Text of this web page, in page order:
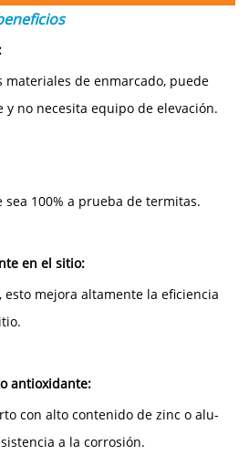
materiales de enmarcado, puede
no necesita equipo de elevación.
sea 100% a prueba de termitas.
en el sitio:
mejora altamente la eficiencia
antioxidante:
con alto contenido de zinc o alu-
a la corrosión.